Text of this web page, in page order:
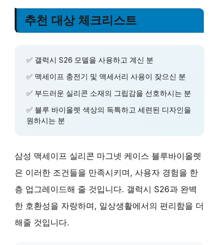
추천 대상 체크리스트
✅ 갤럭시 S26 모델을 사용하고 계신 분
✅ 맥세이프 충전기 및 액세서리 사용이 잦으신 분
✅ 부드러운 실리콘 소재의 그립감을 선호하시는 분
✅ 블루 바이올렛 색상의 독특하고 세련된 디자인을
원하시는 분
삼성 맥세이프 실리콘 마그넷 케이스 블루바이올렛
은 이러한 조건들을 만족시키며, 사용자 경험을 한
층 업그레이드해 줄 것입니다. 갤럭시 S26과 완벽
한 호환성을 자랑하며, 일상생활에서의 편리함을 더
해줄 것입니다.